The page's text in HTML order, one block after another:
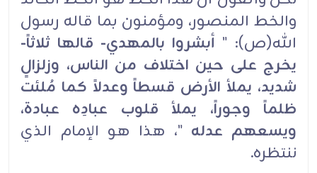
والخط المنصور، ومؤمنون بما قاله رسول
الله(ص): " أبشروا بالمهدي- قالها ثلاثاً-
يخرج على حين اختلاف من الناس، وزلزالٍ
شديد، يملأ الأرض قسطاً وعدلاً كما مُلئت
ظلماً وجوراً، يملأ قلوب عبادِه عبادة،
ويسعهم عدله "، هذا هو الإمام الذي
ننتظره.